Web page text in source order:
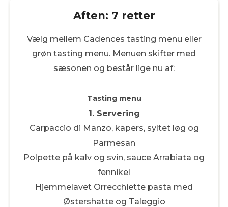
Aften: 7 retter
Vælg mellem Cadences tasting menu eller
grøn tasting menu. Menuen skifter med
sæsonen og består lige nu af:
Tasting menu
1. Servering
Carpaccio di Manzo, kapers, syltet løg og
Parmesan
Polpette på kalv og svin, sauce Arrabiata og
fennikel
Hjemmelavet Orrecchiette pasta med
Østershatte og Taleggio